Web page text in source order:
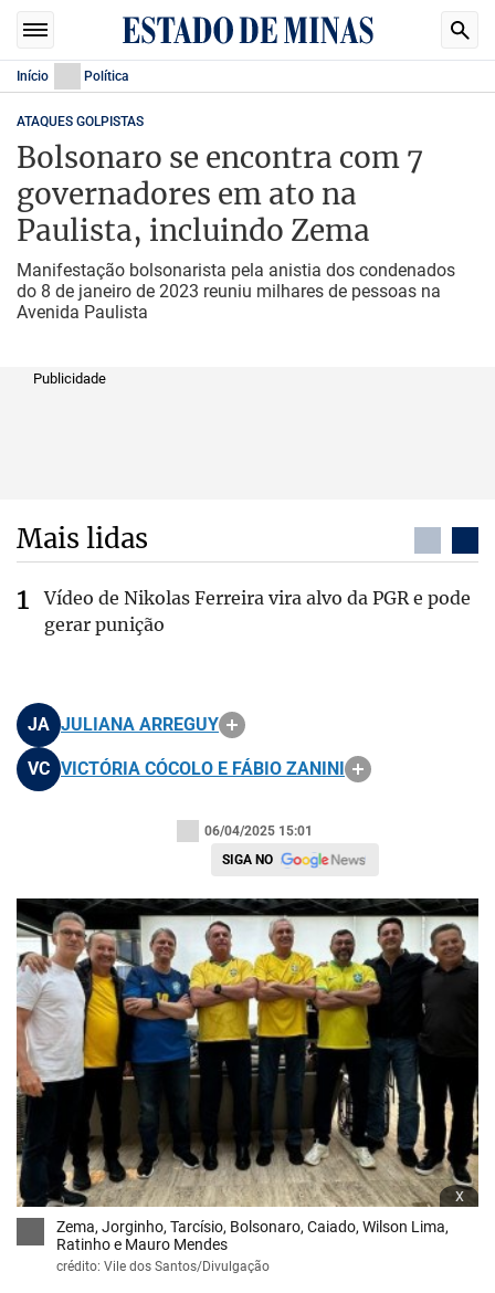
Início Política
ATAQUES GOLPISTAS
Bolsonaro se encontra com 7
governadores em ato na
Paulista, incluindo Zema
Manifestação bolsonarista pela anistia dos condenados
do 8 de janeiro de 2023 reuniu milhares de pessoas na
Avenida Paulista
Publicidade
Mais lidas
Vídeo de Nikolas Ferreira vira alvo da PGR e pode
gerar punição
JA JULIANA ARREGUY
VC VICTÓRIA CÓCOLO E FÁBIO ZANINI
06/04/2025 15:01
SIGA NO
x
Zema, Jorginho, Tarcísio, Bolsonaro, Caiado, Wilson Lima,
Ratinho e Mauro Mendes
crédito: Vile dos Santos/Divulgação